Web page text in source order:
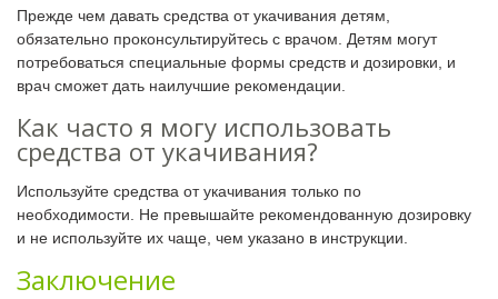
Прежде чем давать средства от укачивания детям,
обязательно проконсультируйтесь с врачом. Детям могут
потребоваться специальные формы средств и дозировки, и
врач сможет дать наилучшие рекомендации.
Как часто я могу использовать
средства от укачивания?
Используйте средства от укачивания только по
необходимости. Не превышайте рекомендованную дозировку
и не используйте их чаще, чем указано в инструкции.
Заключение